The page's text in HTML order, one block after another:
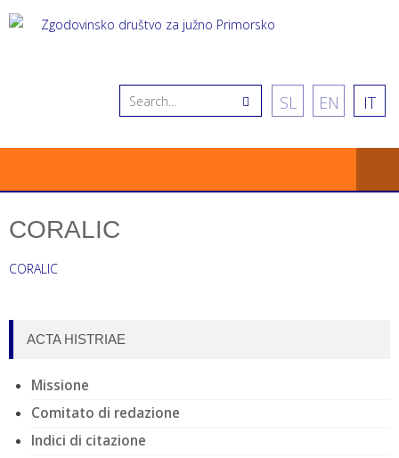
SL EN IT
CORALIC
CORALIC
ACTA HISTRIAE
Missione
Comitato di redazione
Indici di citazione